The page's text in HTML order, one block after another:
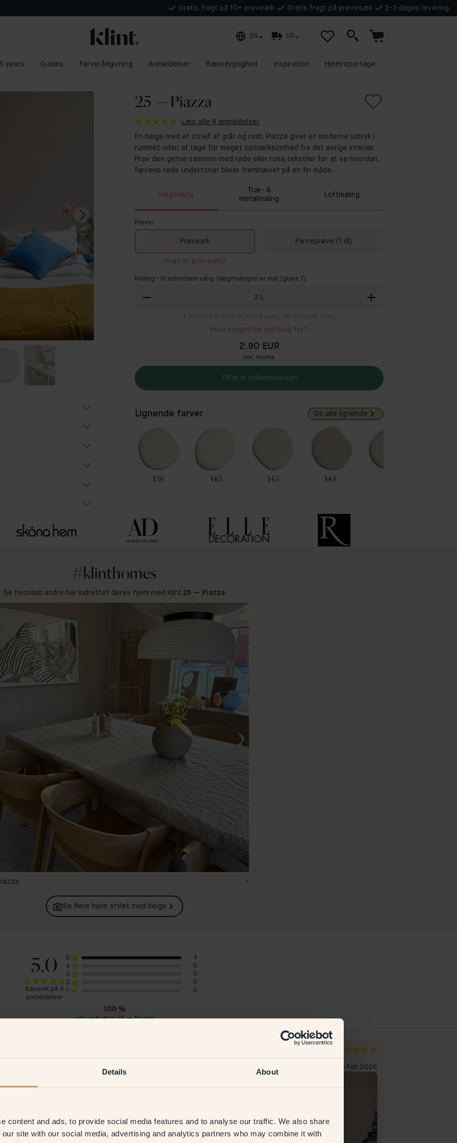
Details About
content and ads, to provide social media features and to analyse our traffic. We also share
site with our social media, advertising and analytics partners who may combine it with
Gratis fragt på 10+ prøveark Gratis fragt på prøvesæt 2-3 dages levering
EN US
years Guides Farverådgivning Anmeldelser Bæredygtighed Inspiration Hjemreportage
25 — Piazza
Læs alle 4 anmeldelser
En beige med et strejf af gråt og rødt. Piazza giver et moderne udtryk i
rummet uden at tage for meget opmærksomhed fra det øvrige interiør.
Prøv den gerne sammen med røde eller rosa tekstiler for at se hvordan,
farvens røde undertoner bliver fremhævet på en fin måde.
Vægmaling
Træ- &
metalmaling
Loftmaling
Prøver
Prøveark Farveprøve (1 dl)
Hvad er prøveark?
Maling - til indendørs væg. Vægmalingen er mat (glans 7).
2 L
2 liter nok til 8-12 m² malet areal, når du maler 2 lag
Hvor meget har jeg brug for?
2.90 EUR
inkl. moms
Tilføj til indkøbskurven
Lignende farver Se alle lignende
138 143 145 148 152
#klinthomes
Se hvordan andre har indrettet deres hjem med Klint.25 — Piazza
-
Se flere hjem stylet med beige
5.0
baseret på 4
anmeldelser
5
4
4
0
3
0
2
0
1
0
100 %
ville anbefale 25 — Piazza
Sverige
Sverige
20 Feb 2026